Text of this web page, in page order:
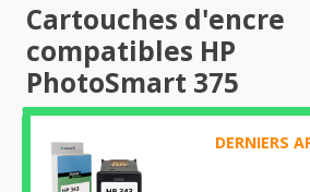
Cartouches d'encre
compatibles HP
PhotoSmart 375
DERNIERS